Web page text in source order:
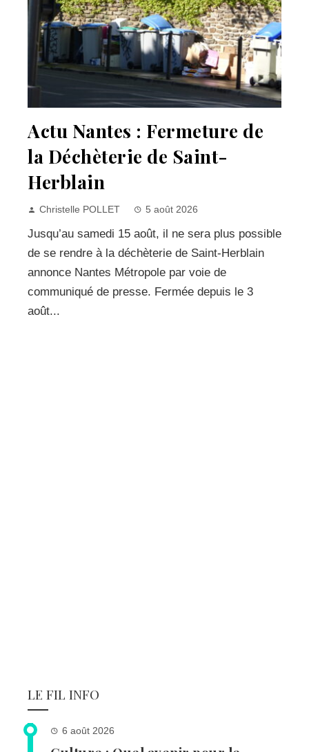
Actu Nantes : Fermeture de
la Déchèterie de Saint-
Herblain
Christelle POLLET 5 août 2026
Jusqu’au samedi 15 août, il ne sera plus possible
de se rendre à la déchèterie de Saint-Herblain
annonce Nantes Métropole par voie de
communiqué de presse. Fermée depuis le 3
août...
LE FIL INFO
6 août 2026